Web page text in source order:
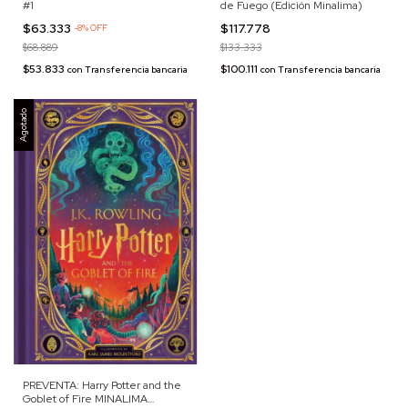
#1
$63.333 -8%OFF
$68.889
$53.833 con Transferencia bancaria
de Fuego (Edición Minalima)
$117.778
$133.333
$100.111 con Transferencia bancaria
Agotado
PREVENTA: Harry Potter and the
Goblet of Fire MINALIMA